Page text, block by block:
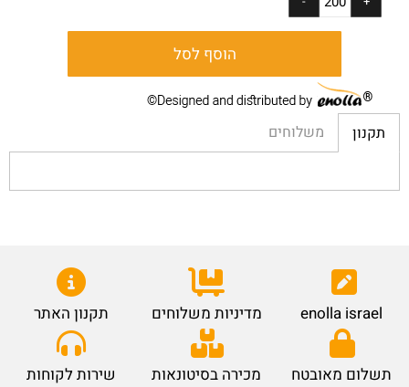
הוסף לסל
תקנון משלוחים
enolla israel מדיניות משלוחים תקנון האתר
תשלום מאובטח מכירה בסיטונאות שירות לקוחות